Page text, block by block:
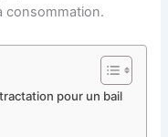
consommation.
pour un bail